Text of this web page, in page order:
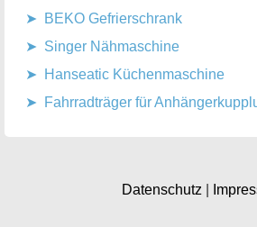
BEKO Gefrierschrank
Singer Nähmaschine
Hanseatic Küchenmaschine
Fahrradträger für
Datenschutz